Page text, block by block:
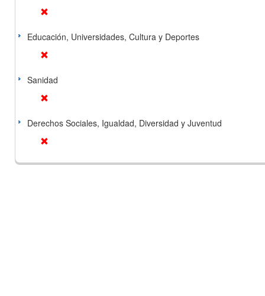
Educación, Universidades, Cultura y Deportes
Sanidad
Derechos Sociales, Igualdad, Diversidad y Juventud